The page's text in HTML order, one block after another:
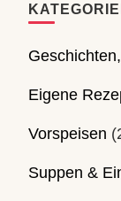
Eigene
Vorspeisen
Suppen &